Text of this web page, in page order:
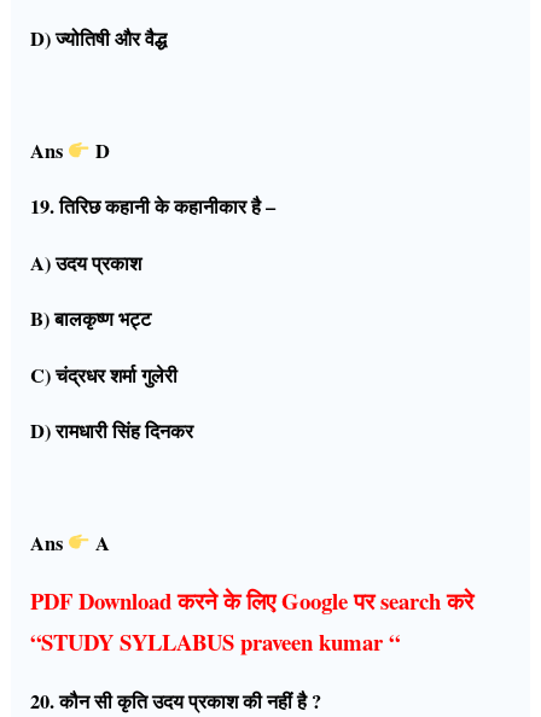
D) ज्योतिषी और वैद्ध
Ans
D
19. तिरिछ कहानी के कहानीकार है –
A) उदय प्रकाश
B) बालकृष्ण भट्ट
C) चंद्रधर शर्मा गुलेरी
D) रामधारी सिंह दिनकर
Ans A
PDF Download करने के लिए Google पर search करे
“STUDY SYLLABUS praveen kumar “
20. कौन सी कृति उदय प्रकाश की नहीं है ?